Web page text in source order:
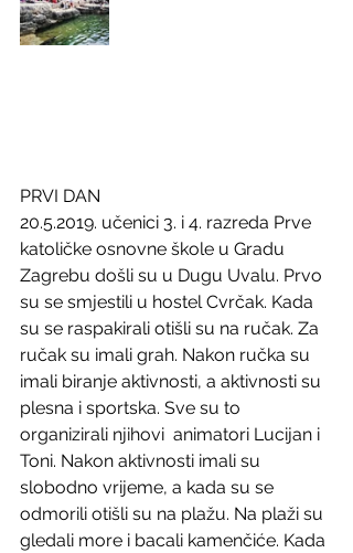
PRVI DAN
20.5.2019. učenici 3. i 4. razreda Prve
katoličke osnovne škole u Gradu
Zagrebu došli su u Dugu Uvalu. Prvo
su se smjestili u hostel Cvrčak. Kada
su se raspakirali otišli su na ručak. Za
ručak su imali grah. Nakon ručka su
imali biranje aktivnosti, a aktivnosti su
plesna i sportska. Sve su to
organizirali njihovi  animatori Lucijan i
Toni. Nakon aktivnosti imali su
slobodno vrijeme, a kada su se
odmorili otišli su na plažu. Na plaži su
gledali more i bacali kamenčiće. Kada